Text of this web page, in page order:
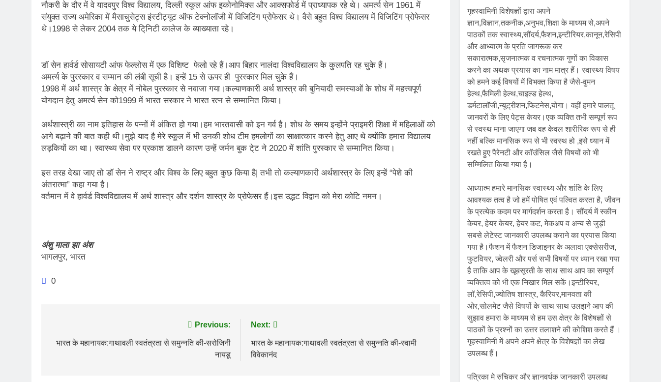
नौकरी के दौर में वे यादवपुर विश्व विद्यालय, दिल्ली स्कूल आंफ इकोनोमिक्स और आक्सफोर्ड में प्राध्यापक रहे थे। अमर्त्य सेन 1961 में
संयुक्त राज्य अमेरिका में मैसाचुसेट्स इंस्टीट्यूट ऑफ टेक्नोलॉजी में विजिटिंग प्रोफेसर थे। वैसे बहुत विश्व विद्यालय में विजिटिंग प्रोफेसर
थे।1998 से लेकर 2004 तक ये टि्निटी कालेज के व्याख्याता रहे।
डॉ सेन हार्वर्ड सोसायटी आंफ फेल्लोस में एक विशिष्ट फेलो रहे हैं।आप बिहार नालंदा विश्वविद्यालय के कुलपति रह चुके हैं।
अमर्त्य के पुरस्कार व सम्मान की लंबी सूची है। इन्हें 15 से ऊपर ही पुरस्कार मिल चुके हैं।
1998 में अर्थ शास्त्र के क्षेत्र में नोबेल पुरस्कार से नवाजा गया।कल्याणकारी अर्थ शास्त्र की बुनियादी समस्याओं के शोध में महत्त्वपूर्ण
योगदान हेतु अमर्त्य सेन को1999 में भारत सरकार ने भारत रत्न से सम्मानित किया।
अर्थशास्त्री का नाम इतिहास के पन्नों में अंकित हो गया।हम भारतवासी को इन गर्व है। शोध के समय इन्होंने प्राइमरी शिक्षा में महिलाओं को
आगे बढ़ाने की बात कही थी।मुझे याद है मेरे स्कूल में भी उनकी शोध टीम हमलोगों का साक्षात्कार करने हेतु आए थे क्योंकि हमारा विद्यालय
लड़कियों का था। स्वास्थ्य सेवा पर प्रकाश डालने कारण उन्हें जर्मन बुक टे्ट‌ ने 2020 में शांति पुरस्कार से सम्मानित किया।
इस तरह देखा जाए तो डॉ सेन ने राष्ट्र और विश्व के लिए बहुत कुछ किया है| तभी तो कल्याणकारी अर्थशास्त्र के लिए इन्हें “पेशे की
अंतरात्मा” कहा गया है।
वर्तमान में वे हार्वर्ड विश्वविद्यालय में अर्थ शास्त्र और दर्शन शास्त्र के प्रोफेसर हैं।इस उद्भट विद्वान को मेरा कोटि नमन।
अंशु माला झा अंश
भागलपुर, भारत
0
navigation
Previous:
भारत के महानायक:गाथावली स्वतंत्रता से समुन्नति की-सरोजिनी
नायडू
Next:
भारत के महानायक:गाथावली स्वतंत्रता से समुन्नति की-स्वामी
विवेकानंद
गृहस्वामिनी विशेषज्ञों द्वारा अपने
ज्ञान,विज्ञान,तकनीक,अनुभव,शिक्षा के माध्यम से,अपने
पाठकों तक स्वास्थ्य,सौंदर्य,फैशन,इन्टीरियर,कानून,रेसिपी
और आध्यात्म के प्रति जागरूक कर
सकारात्मक,सृजनात्मक व रचनात्मक गुणों का विकास
करने का अथक प्रयास का नाम मात्र हैं। स्वास्थ्य विषय
को हमने कई विषयों में विभक्त किया है जैसे-वुमन
हेल्थ,फैमिली हेल्थ,चाइल्ड हेल्थ,
डर्मटालॉजी,न्यूट्रीशन,फिटनेस,योगा। वहीं हमारे पालतू
जानवरों के लिए पेट्स केयर।एक व्यक्ति तभी सम्पूर्ण रूप
से स्वस्थ माना जाएगा जब वह केवल शारीरिक रूप से ही
नहीं बल्कि मानसिक रूप से भी स्वस्थ हो ,इसे ध्यान में
रखते हुए पैरेनटी और कॉउंसिल जैसे विषयों को भी
सम्मिलित किया गया है।
आध्यात्म हमारे मानसिक स्वास्थ्य और शांति के लिए
आवश्यक तत्व है जो हमें पोषित एवं पल्वित करता है, जीवन
के प्रत्येक कदम पर मार्गदर्शन करता है। सौंदर्य में स्कीन
केयर, हेयर केयर, हेयर कट, मेकअप व अन्य से जुड़ी
सबसे लेटेस्ट जानकारी उपलब्ध कराने का प्रयास किया
गया है।फैशन में फैशन डिजाइनर के अलावा एक्सेसरीज,
फुटवियर, ज्वेलरी और पर्स सभी विषयों पर ध्यान रखा गया
है ताकि आप के खूबसूरती के साथ साथ आप का सम्पूर्ण
व्यक्तित्व को भी एक निखार मिल सकें।इन्टीरियर,
लॉ,रेसिपी,ज्योतिष शास्त्र, कैरियर,मानवता की
ओर,सोलमेट जैसे विषयों के साथ साथ उलझने आप की
सुझाव हमारा के माध्यम से हम उस क्षेत्र के विशेषज्ञों से
पाठकों के प्रश्नों का उत्तर तलाशने की कोशिश करते हैं ।
गृहस्वामिनी में अपने अपने क्षेत्र के विशेषज्ञों का लेख
उपलब्ध हैं।
पत्रिका मे रुचिकर और ज्ञानवर्धक जानकारी उपलब्ध